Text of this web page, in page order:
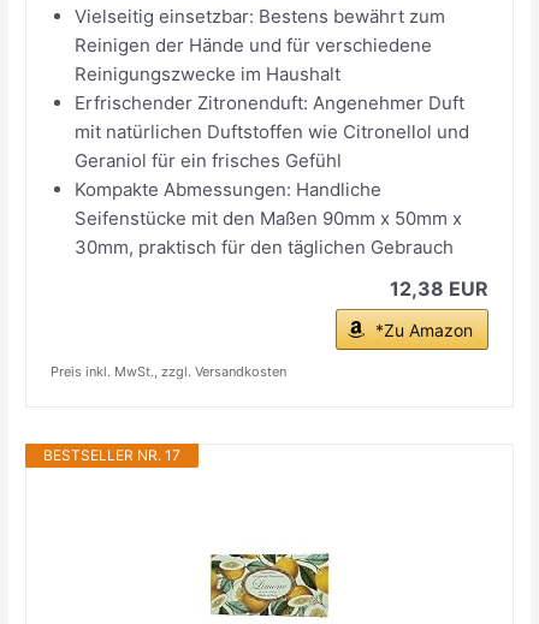
Vielseitig einsetzbar: Bestens bewährt zum
Reinigen der Hände und für verschiedene
Reinigungszwecke im Haushalt
Erfrischender Zitronenduft: Angenehmer Duft
mit natürlichen Duftstoffen wie Citronellol und
Geraniol für ein frisches Gefühl
Kompakte Abmessungen: Handliche
Seifenstücke mit den Maßen 90mm x 50mm x
30mm, praktisch für den täglichen Gebrauch
12,38 EUR
*Zu Amazon
Preis inkl. MwSt., zzgl. Versandkosten
BESTSELLER NR. 17